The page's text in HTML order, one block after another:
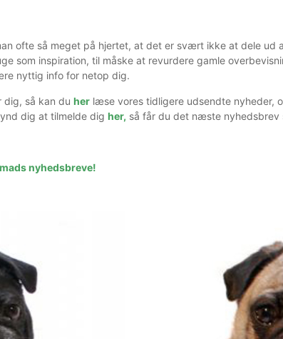
ofte så meget på hjertet, at det er svært ikke at dele ud
som inspiration, til måske at revurdere gamle
nyttig info for netop dig.
dig, så kan du her læse vores tidligere udsendte nyheder,
dig at tilmelde dig her, så får du det næste nyhedsbrev
nyhedsbreve!